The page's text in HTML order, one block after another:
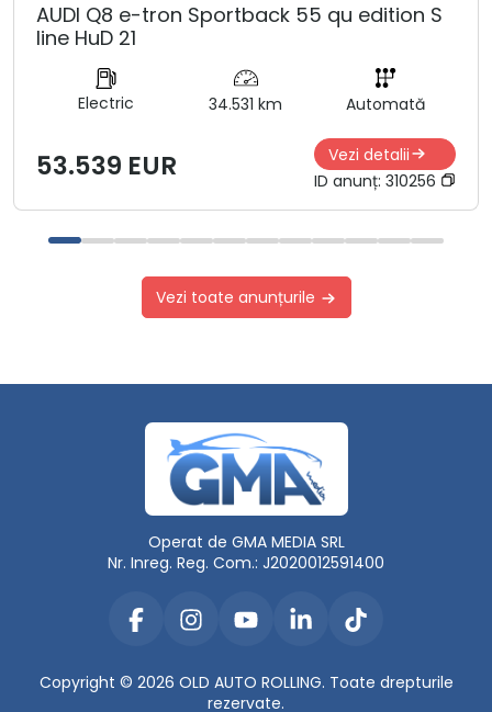
AUDI Q8 e-tron Sportback 55 qu edition S
line HuD 21
Electric 34.531 km Automată
53.539 EUR
Vezi detalii
ID anunț: 310256
Vezi toate anunțurile
Operat de GMA MEDIA SRL
Nr. Inreg. Reg. Com.: J2020012591400
Copyright © 2026 OLD AUTO ROLLING. Toate drepturile
rezervate.